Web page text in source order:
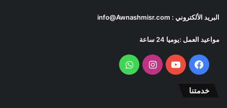
البريد الألكتروني : info@Awnashmisr.com
مواعيد العمل :يوميا 24 ساعة
فيسبوكيوتيوب انستقرامواتساب
خدمتنا